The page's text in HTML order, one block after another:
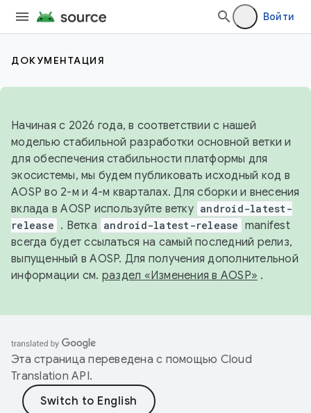
Войти
ДОКУМЕНТАЦИЯ
Начиная с 2026 года, в соответствии с нашей
моделью стабильной разработки основной ветки и
для обеспечения стабильности платформы для
экосистемы, мы будем публиковать исходный код в
AOSP во 2-м и 4-м кварталах. Для сборки и внесения
вклада в AOSP используйте ветку android-latest-
release . Ветка android-latest-release manifest
всегда будет ссылаться на самый последний релиз,
выпущенный в AOSP. Для получения дополнительной
информации см. раздел «Изменения в AOSP» .
Эта страница переведена с помощью Cloud
Translation API.